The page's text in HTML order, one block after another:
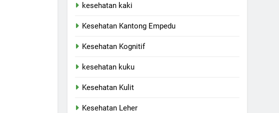
kesehatan kaki
Kesehatan Kantong Empedu
Kesehatan Kognitif
kesehatan kuku
Kesehatan Kulit
Kesehatan Leher